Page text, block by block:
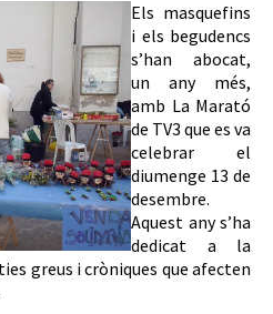
Els masquefins
i els begudencs
s’han abocat,
un any més,
amb La Marató
de TV3 que es va
celebrar el
diumenge 13 de
desembre.
Aquest any s’ha
dedicat a la
greus i cròniques que afecten